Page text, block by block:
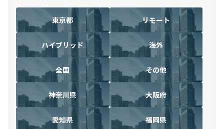
東京都 リモート
ハイブリッド 海外
全国 その他
神奈川県 大阪府
愛知県 福岡県